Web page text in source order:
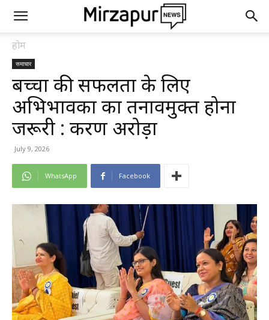
होम
समाचार
बच्चों की सफलता के लिए
अभिभावकों का तनावमुक्त होना
जरूरी : करण अरोड़ा
July 9, 2026
WhatsApp Facebook